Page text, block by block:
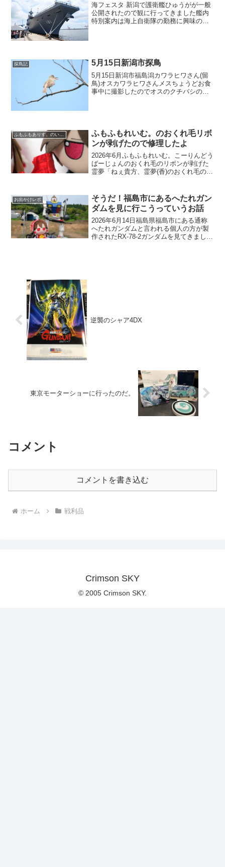
海フェスタ 新潟で護衛艦ひゅうがが一般
公開されたので観に行ってきました艦内
特別案内は海上自衛隊の勤務に興味のあ
探鳥記 5月15日新潟市探鳥
5月15日新潟市福島潟カワラヒワさん(留
鳥)オスカワラヒワさんメスちょうどお食
事中に撮影したのでオスのクチバシの周
ふもふもれいむ。のおくれ毛リボ
ンが剥げたので修理したよ
2026年6月ふもふもれいむ。こーりんどう
ばーじょんのおくれ毛のリボンが剥げた
霊夢「ねぇ貴方、霊夢(香)のおくれ毛のリ
K「でち？霊夢(香)さんそんな語尾言って
たっけ...
お出かけレポ
そうだ！福島市にあるへたれガン
ダムを見に行こうっていうお話
2026年6月14日福島県福島市にある通称
へたれガンダムと言われる個人の方が製
作されたRX-78-2ガンダムを見てきまし
逆襲のシャア4DX
東京モーターショーに行ったのだ。
コメント
コメントを書き込む
ホーム 戦利品
Crimson SKY
© 2005 Crimson SKY.